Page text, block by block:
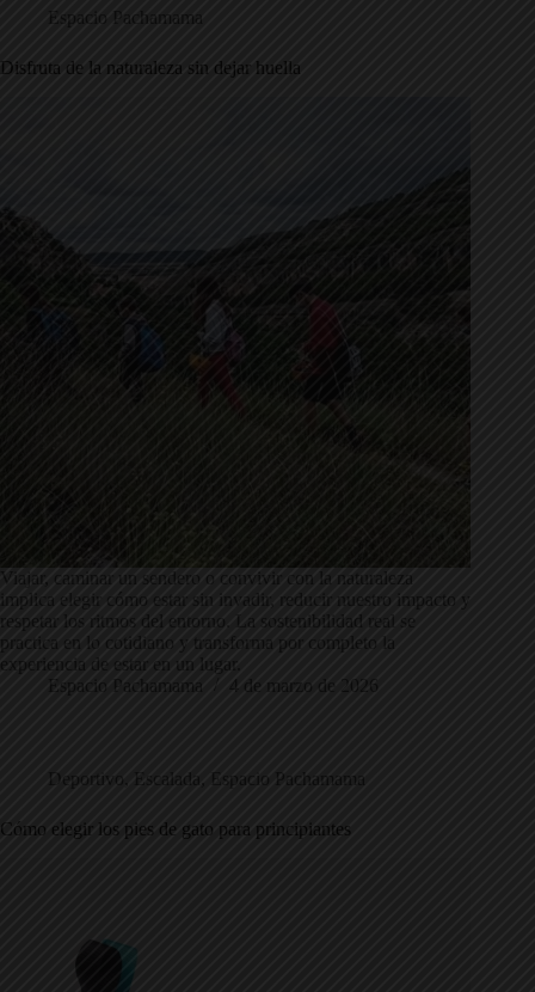
Espacio Pachamama
Disfruta de la naturaleza sin dejar huella
Viajar, caminar un sendero o convivir con la naturaleza
implica elegir cómo estar sin invadir, reducir nuestro impacto y
respetar los ritmos del entorno. La sostenibilidad real se
practica en lo cotidiano y transforma por completo la
experiencia de estar en un lugar.
Espacio Pachamama
4 de marzo de 2026
Deportivo , Escalada Espacio Pachamama
Cómo elegir los pies de gato para principiantes